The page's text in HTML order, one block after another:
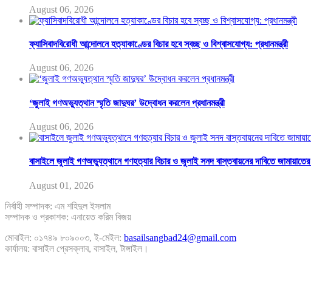
August 06, 2026
ফ্যাসিবাদবিরোধী আন্দোলনে হত্যাকাণ্ডের বিচার হবে স্বচ্ছ ও বিশ্বাসযোগ্য: প্রধানমন্ত্রী
August 06, 2026
‘জুলাই গণঅভ্যুত্থান স্মৃতি জাদুঘর’ উদ্বোধন করলেন প্রধানমন্ত্রী
August 06, 2026
বাসাইলে জুলাই গণঅভ্যুত্থানে গণহত্যার বিচার ও জুলাই সনদ বাস্তবায়নের দাবিতে জামায়াতের
August 01, 2026
নির্বাহী সম্পাদক: এম শহিদুল ইসলাম
সম্পাদক ও প্রকাশক: এনায়েত করিম বিজয়
মোবাইল: ০১৭৪৯ ৮০৯০০৩, ই-মেইল: basailsangbad24@gmail.com
কার্যালয়: বাসাইল প্রেসক্লাব, বাসাইল, টাঙ্গাইল।